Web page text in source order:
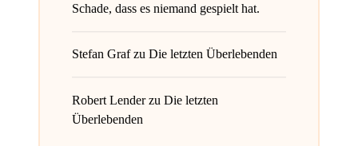
Schade, dass es niemand gespielt hat.
Stefan Grafzu Die letzten Überlebenden
Robert Lenderzu Die letzten
Überlebenden